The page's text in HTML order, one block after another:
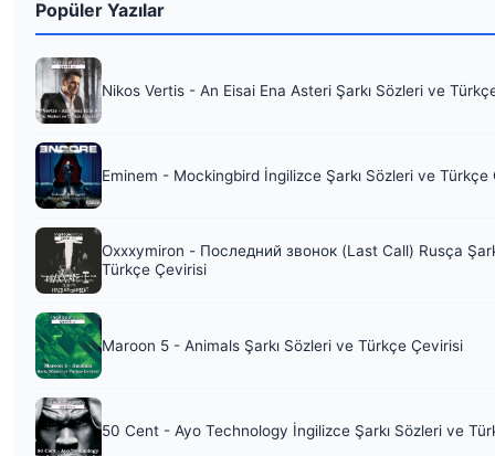
Popüler Yazılar
Nikos Vertis - An Eisai Ena Asteri Şarkı Sözleri ve
Eminem - Mockingbird İngilizce Şarkı Sözleri ve Türkçe
Oxxxymiron - Последний звонок (Last Call) Rusça
Türkçe Çevirisi
Maroon 5 - Animals Şarkı Sözleri ve Türkçe Çevirisi
50 Cent - Ayo Technology İngilizce Şarkı Sözleri ve